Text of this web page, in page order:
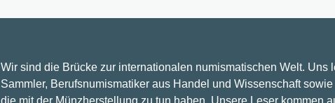
Wir sind die Brücke zur internationalen numismatischen Welt. Uns
Sammler, Berufsnumismatiker aus Handel und Wissenschaft